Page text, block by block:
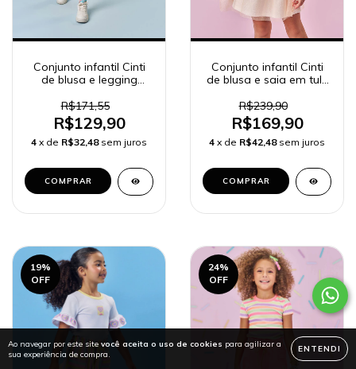
Ao navegar por este site você aceita o uso de cookies para agilizar a
sua experiência de compra.
ENTENDI
Conjunto infantil Cinti
de blusa e legging
R$171,55
R$129,90
4 x de R$32,48 sem juros
COMPRAR
Conjunto infantil Cinti
de blusa e saia em tule
R$239,90
R$169,90
4 x de R$42,48 sem juros
COMPRAR
19%
OFF
24%
OFF